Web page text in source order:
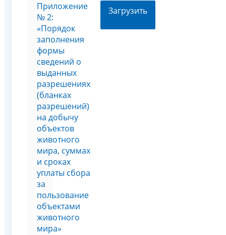
Приложение
№ 2:
«Порядок
заполнения
формы
сведений о
выданных
разрешениях
(бланках
разрешений)
на добычу
объектов
животного
мира, суммах
и сроках
уплаты сбора
за
пользование
объектами
животного
мира»
Загрузить